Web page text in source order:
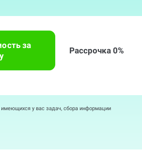
за
Рассрочка 0%
имеющихся у вас задач, сбора информации